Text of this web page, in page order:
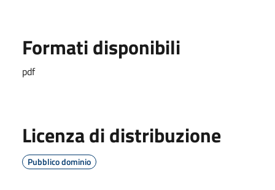
Formati disponibili
pdf
Licenza di distribuzione
Pubblico dominio